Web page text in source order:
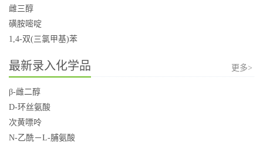
雌三醇
磺胺嘧啶
1,4-双(三氯甲基)苯
最新录入化学品 更多>
β-雌二醇
D-环丝氨酸
次黄嘌呤
N-乙酰－L-脯氨酸